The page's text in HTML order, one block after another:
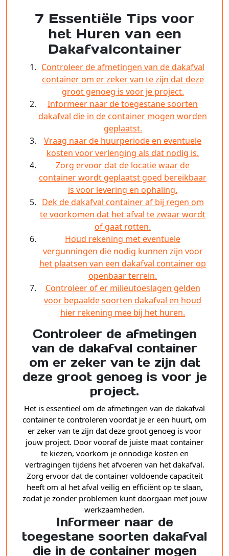
7 Essentiële Tips voor
het Huren van een
Dakafvalcontainer
Controleer de afmetingen van de dakafval
container om er zeker van te zijn dat deze
groot genoeg is voor je project.
Informeer naar de toegestane soorten
dakafval die in de container mogen worden
geplaatst.
Vraag naar de huurperiode en eventuele
kosten voor verlenging als dat nodig is.
Zorg ervoor dat de locatie waar de
container wordt geplaatst goed bereikbaar
is voor levering en ophaling.
Dek de dakafval container af bij regen om
te voorkomen dat het afval te zwaar wordt
of gaat rotten.
Houd rekening met eventuele
vergunningen die nodig kunnen zijn voor
het plaatsen van een dakafval container op
openbaar terrein.
Controleer of er milieutoeslagen gelden
voor bepaalde soorten dakafval en houd
hier rekening mee bij het huren.
Controleer de afmetingen
van de dakafval container
om er zeker van te zijn dat
deze groot genoeg is voor je
project.
Het is essentieel om de afmetingen van de dakafval
container te controleren voordat je er een huurt, om
er zeker van te zijn dat deze groot genoeg is voor
jouw project. Door vooraf de juiste maat container
te kiezen, voorkom je onnodige kosten en
vertragingen tijdens het afvoeren van het dakafval.
Zorg ervoor dat de container voldoende capaciteit
heeft om al het afval veilig en efficiënt op te slaan,
zodat je zonder problemen kunt doorgaan met jouw
werkzaamheden.
Informeer naar de
toegestane soorten dakafval
die in de container mogen